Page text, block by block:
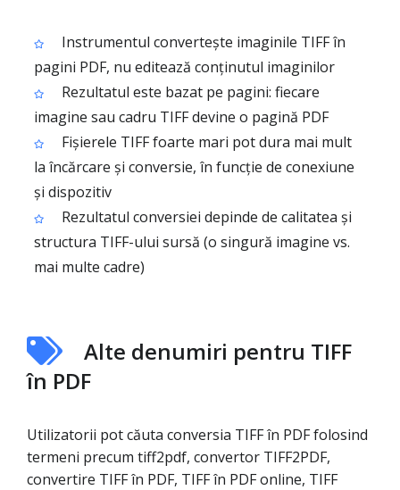
Instrumentul convertește imaginile TIFF în
pagini PDF, nu editează conținutul imaginilor
Rezultatul este bazat pe pagini: fiecare
imagine sau cadru TIFF devine o pagină PDF
Fișierele TIFF foarte mari pot dura mai mult
la încărcare și conversie, în funcție de conexiune
și dispozitiv
Rezultatul conversiei depinde de calitatea și
structura TIFF-ului sursă (o singură imagine vs.
mai multe cadre)
Alte denumiri pentru TIFF
în PDF
Utilizatorii pot căuta conversia TIFF în PDF folosind
termeni precum tiff2pdf, convertor TIFF2PDF,
convertire TIFF în PDF, TIFF în PDF online, TIFF